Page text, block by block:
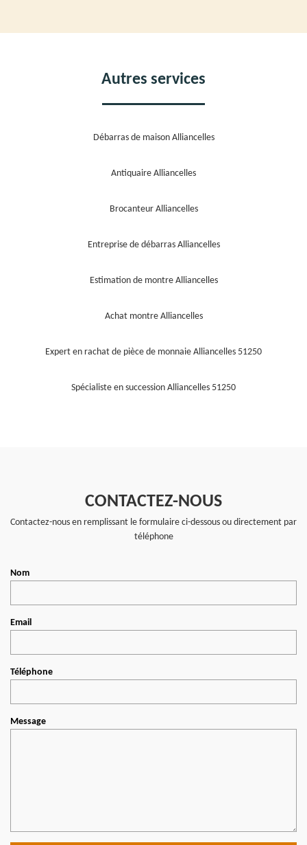
Autres services
Débarras de maison Alliancelles
Antiquaire Alliancelles
Brocanteur Alliancelles
Entreprise de débarras Alliancelles
Estimation de montre Alliancelles
Achat montre Alliancelles
Expert en rachat de pièce de monnaie Alliancelles 51250
Spécialiste en succession Alliancelles 51250
CONTACTEZ-NOUS
Contactez-nous en remplissant le formulaire ci-dessous ou directement par
téléphone
Nom
Email
Téléphone
Message